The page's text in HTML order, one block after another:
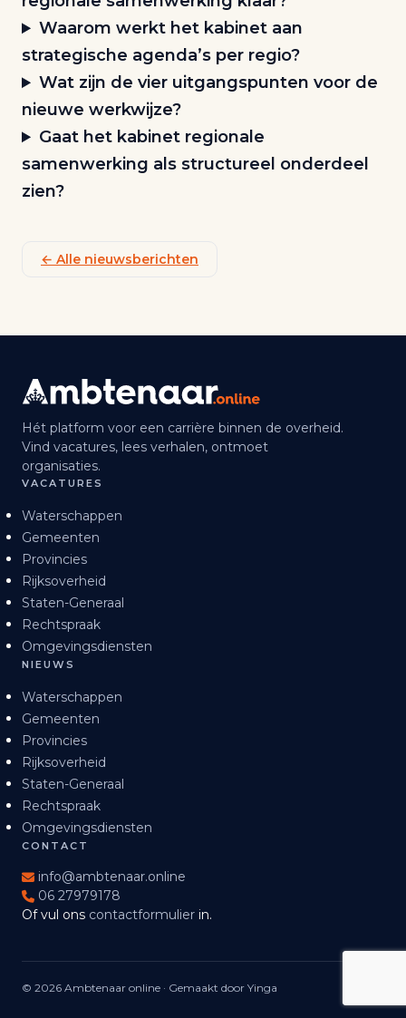
Waarom werkt het kabinet aan
strategische agenda’s per regio?
Wat zijn de vier uitgangspunten voor de
nieuwe werkwijze?
Gaat het kabinet regionale
samenwerking als structureel onderdeel
zien?
← Alle nieuwsberichten
Hét platform voor een carrière binnen de overheid.
Vind vacatures, lees verhalen, ontmoet
organisaties.
VACATURES
Waterschappen
Gemeenten
Provincies
Rijksoverheid
Staten-Generaal
Rechtspraak
Omgevingsdiensten
NIEUWS
Waterschappen
Gemeenten
Provincies
Rijksoverheid
Staten-Generaal
Rechtspraak
Omgevingsdiensten
CONTACT
info@ambtenaar.online
06 27979178
Of vul ons contactformulier in.
© 2026 Ambtenaar online · Gemaakt door Yinga